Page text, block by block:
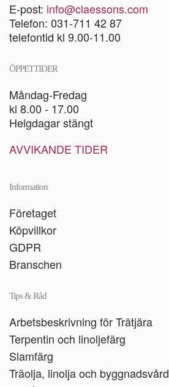
E-post: info@claessons.com
Telefon: 031-711 42 87
telefontid kl 9.00-11.00
ÖPPETTIDER
Måndag-Fredag
kl 8.00 - 17.00
Helgdagar stängt
AVVIKANDE TIDER
Information
Företaget
Köpvillkor
GDPR
Branschen
Tips & Råd
Arbetsbeskrivning för Trätjära
Terpentin och linoljefärg
Slamfärg
Träolja, linolja och byggnadsvård